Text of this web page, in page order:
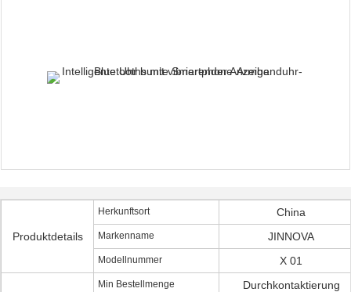
Produktdetails
Herkunftsort China
Markenname JINNOVA
Modellnummer X 01
Min Bestellmenge Durchkontaktierung